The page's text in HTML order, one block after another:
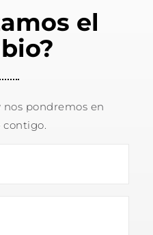
el
nos pondremos en
contigo.